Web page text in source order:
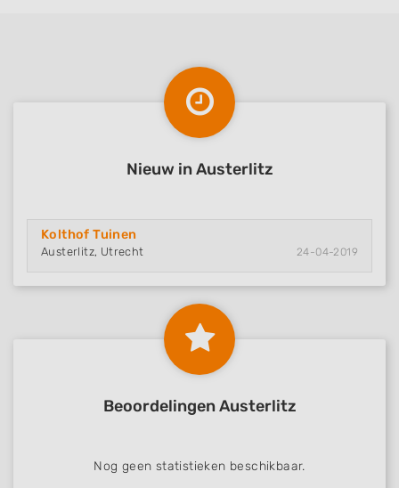
Nieuw in Austerlitz
Kolthof Tuinen
Austerlitz, Utrecht 24-04-2019
Beoordelingen Austerlitz
Nog geen statistieken beschikbaar.